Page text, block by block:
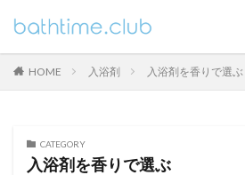
HOME 入浴剤 入浴剤を香りで選ぶ
CATEGORY
入浴剤を香りで選ぶ